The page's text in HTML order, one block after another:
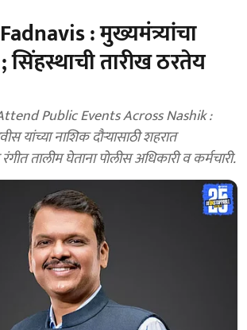
: मुख्यमंत्र्यांचा
सिंहस्थाची तारीख ठरतेय
Public Events Across Nashik :
यांच्या नाशिक दौऱ्यासाठी शहरात
तालीम घेताना पोलीस अधिकारी व कर्मचारी.